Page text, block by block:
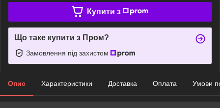
Купити з
Що таке купити з Пром?
Замовлення під захистом
Опис Характеристики Доставка Оплата Умови